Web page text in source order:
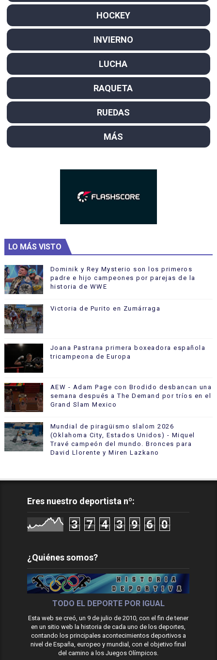
HOCKEY
INVIERNO
LUCHA
RAQUETA
RUEDAS
MÁS
LO MÁS VISTO
Dominik y Rey Mysterio son los primeros
padre e hijo campeones por parejas de la
historia de WWE
Victoria de Purito en Zumárraga
Joana Pastrana primera boxeadora española
tricampeona de Europa
AEW - Adam Page con Brodido desbancan una
semana después a The Demand por tríos en el
Grand Slam Mexico
Mundial de piragüismo slalom 2026
(Oklahoma City, Estados Unidos) - Miquel
Travé campeón del mundo. Bronces para
David Llorente y Miren Lazkano
Eres nuestro deportista nº:
3 7 4 3 9 6 0
¿Quiénes somos?
TODO EL DEPORTE POR IGUAL
Esta web se creó, un 9 de julio de 2010, con el fin de tener
en un sitio web la historia de cada uno de los deportes,
contando los principales acontecimientos deportivos a
nivel de España, europeo y mundial, con el objetivo final
del camino a los Juegos Olímpicos.